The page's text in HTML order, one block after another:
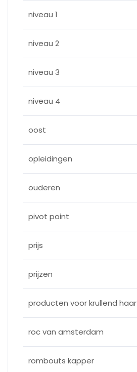
niveau 1
niveau 2
niveau 3
niveau 4
oost
opleidingen
ouderen
pivot point
prijs
prijzen
producten voor krullend haar
roc van amsterdam
rombouts kapper